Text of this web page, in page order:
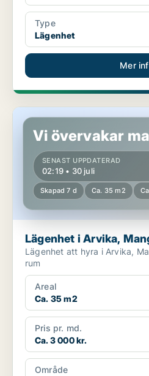
Type
Lägenhet
Mer
Lägenhet i Arvika, Mangskog
Vi övervakar
SENAST UPPDATERAD
02:19 • 30 juli
Skapad 7 d Ca. 35 m2
Lägenhet i Arvika,
Lägenhet att hyra i Arvika, Mangskog
rum
Areal
Ca. 35 m2
Pris pr. md.
Ca. 3 000 kr.
Område